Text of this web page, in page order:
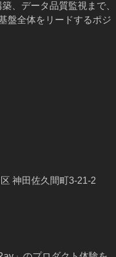
、データ品質監視まで、
盤全体をリードするポジ
神田佐久間町3-21-2